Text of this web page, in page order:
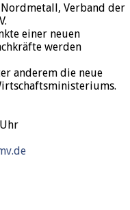
Verband der
einer neuen
werden
anderem die neue